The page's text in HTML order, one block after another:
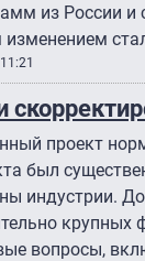
из России и
проект
был
индустрии.
крупных
вопросы,